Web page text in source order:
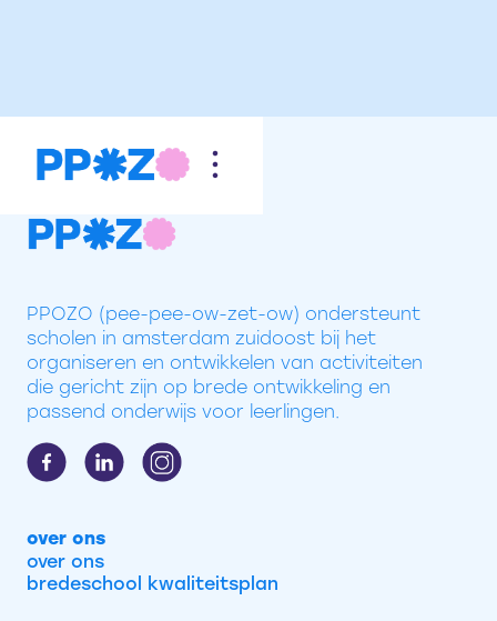
PPOZO (pee-pee-ow-zet-ow) ondersteunt
scholen in amsterdam zuidoost bij het
organiseren en ontwikkelen van activiteiten
die gericht zijn op brede ontwikkeling en
passend onderwijs voor leerlingen.
over ons
over ons
bredeschool kwaliteitsplan